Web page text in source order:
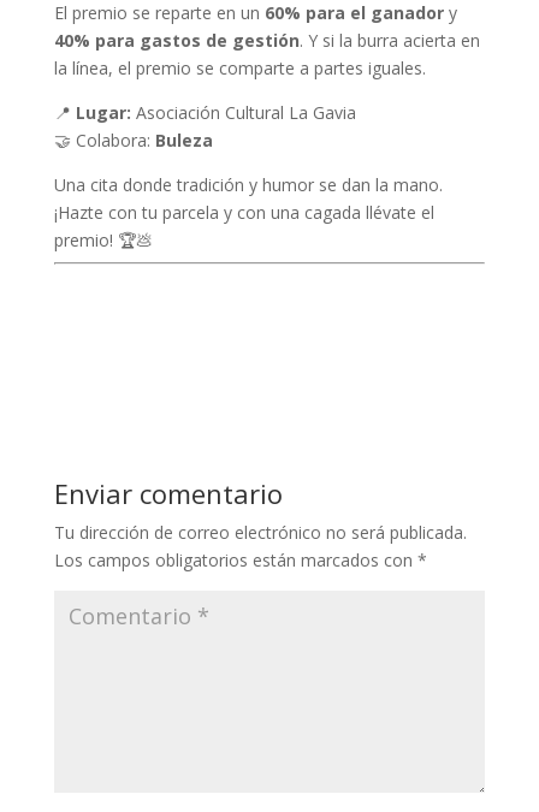
El premio se reparte en un 60% para el ganadory
40% para gastos de gestión. Y si la burra acierta en
la línea, el premio se comparte a partes iguales.
📍 Lugar: Asociación Cultural La Gavia
🤝 Colabora: Buleza
Una cita donde tradición y humor se dan la mano.
¡Hazte con tu parcela y con una cagada llévate el
premio! 🏆💩
Enviar comentario
Tu dirección de correo electrónico no será publicada.
Los campos obligatorios están marcados con *